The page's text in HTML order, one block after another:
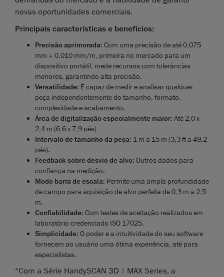
novas oportunidades comerciais.
Principais características e benefícios:
Precisão aprimorada: Com uma precisão de até 0,075
mm + 0,010 mm/m, primeira no mercado para um
dispositivo portátil, mede recursos com tolerâncias
menores, garantindo alta precisão.
Versatilidade: É capaz de medir e analisar qualquer
peça independentemente do tamanho, formato,
complexidade e acabamento.
Área de digitalização especialmente maior: Até 2,0 x
2,4 m (6,6 x 7,9 pés)
Intervalo de tamanho da peça: 1 m a 15 m (3,3 ft a 49,2
pés).
Feedback sobre desvio de alvo: Outros dados para
confiança na medição.
Modo barra de escala: Permite uma ampla profundidade
de campo para aquisição de alvo perfeita de 0,3 m a 2,5
m.
Confiabilidade: Com testes de aceitação realizados em
laboratório credenciado ISO 17025.
Simplicidade: O poder e a intuitividade do seu software
fornecem ao usuário uma ótima experiência, até para
especialistas.
“Com a Série HandySCAN 3D | MAX Series, a